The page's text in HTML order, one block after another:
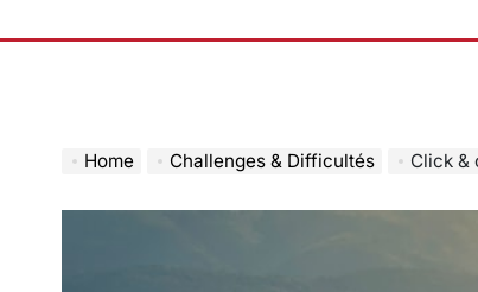
Home Challenges & Difficultés Click &